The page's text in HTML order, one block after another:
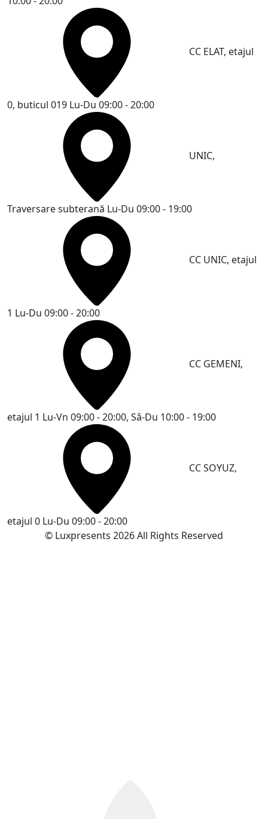
CC ELAT, etajul
0, buticul 019 Lu-Du 09:00 - 20:00
UNIC,
Traversare subterană Lu-Du 09:00 - 19:00
CC UNIC, etajul
1 Lu-Du 09:00 - 20:00
CC GEMENI,
etajul 1 Lu-Vn 09:00 - 20:00, Sâ-Du 10:00 - 19:00
CC SOYUZ,
etajul 0 Lu-Du 09:00 - 20:00
© Luxpresents 2026 All Rights Reserved